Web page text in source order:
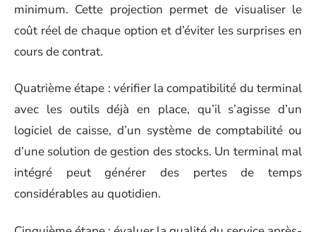
minimum. Cette projection permet de visualiser le
coût réel de chaque option et d’éviter les surprises en
cours de contrat.
Quatrième étape : vérifier la compatibilité du terminal
avec les outils déjà en place, qu’il s’agisse d’un
logiciel de caisse, d’un système de comptabilité ou
d’une solution de gestion des stocks. Un terminal mal
intégré peut générer des pertes de temps
considérables au quotidien.